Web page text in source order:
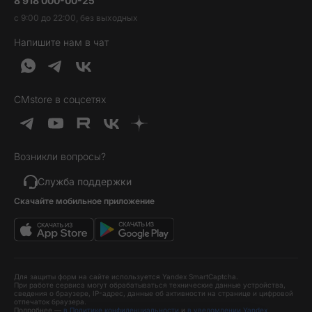
Наушники и колонки
Гаджеты
Услуги и софт
Идеи подарков
Товары дня
Выгодные комплекты
Хиты продаж
Уценка
Трейд-ин
Гарантия и возврат
Доставка и оплата
Кредит и рассрочка
Контакты
Обратная связь
О нас
с 9:00 до 22:00, без выходных
Напишите нам в чат
CMstore в соцсетях
Возникли вопросы?
Служба поддержки
Скачайте мобильное приложение
Для защиты форм на сайте используется Yandex SmartCaptcha.
При работе сервиса могут обрабатываться технические данные устройства,
сведения о браузере, IP-адрес, данные об активности на странице и цифровой
отпечаток браузера.
Подробнее — в Политике конфиденциальности и в уведомлении Yandex